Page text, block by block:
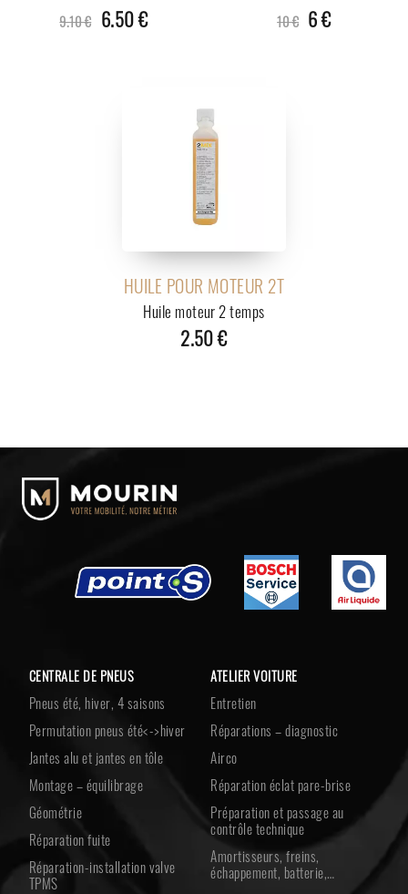
9.10 € 6.50 € 10 € 6 €
HUILE POUR MOTEUR 2T
Huile moteur 2 temps
2.50 €
CENTRALE DE PNEUS
Pneus été, hiver, 4 saisons
Permutation pneus été<->hiver
Jantes alu et jantes en tôle
Montage – équilibrage
Géométrie
Réparation fuite
Réparation-installation valve
TPMS
ATELIER VOITURE
Entretien
Réparations – diagnostic
Airco
Réparation éclat pare-brise
Préparation et passage au
contrôle technique
Amortisseurs, freins,
échappement, batterie,…